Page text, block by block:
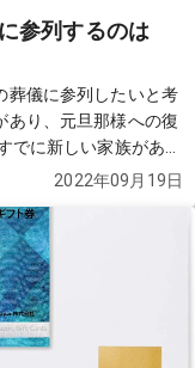
参列するのは
葬儀に参列したいと考
あり、元旦那様への復
なたかアドバイスをお
2022年09月19日